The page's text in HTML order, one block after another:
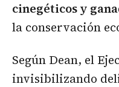
cinegéticos y
la conservación
Según Dean, el
invisibilizando